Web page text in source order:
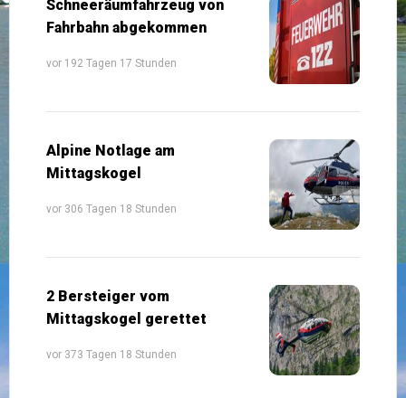
Schneeräumfahrzeug von
Fahrbahn abgekommen
vor 192 Tagen 17 Stunden
Alpine Notlage am
Mittagskogel
vor 306 Tagen 18 Stunden
2 Bersteiger vom
Mittagskogel gerettet
vor 373 Tagen 18 Stunden